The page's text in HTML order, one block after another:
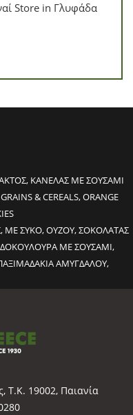
Store in Γλυφάδα
ΚΑΝΕΛΑΣ ΜΕ ΣΟΥΣΑΜΙ
& CEREALS, ORANGE
ΜΕ ΣΥΚΟ, ΟΥΖΟΥ, ΣΟΚΟΛΑΤΑΣ
ΜΕ ΣΟΥΣΑΜΙ,
ΑΜΥΓΔΑΛΟΥ,
Τ.Κ. 19002, Παιανία